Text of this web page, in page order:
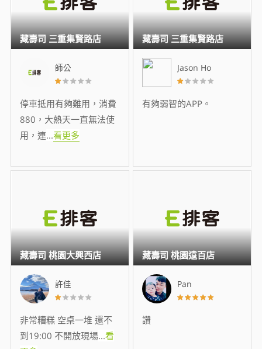
師公
停車抵用有夠難用，消費
880，大熱天一直無法使
用，連...看更多
藏壽司 三重集賢路店
Jason Ho
有夠弱智的APP。
藏壽司 三重集賢路店
許佳
非常糟糕 空桌一堆 還不
到19:00 不開放現場...看
藏壽司 桃園大興西店
Pan
讚
藏壽司 桃園遠百店